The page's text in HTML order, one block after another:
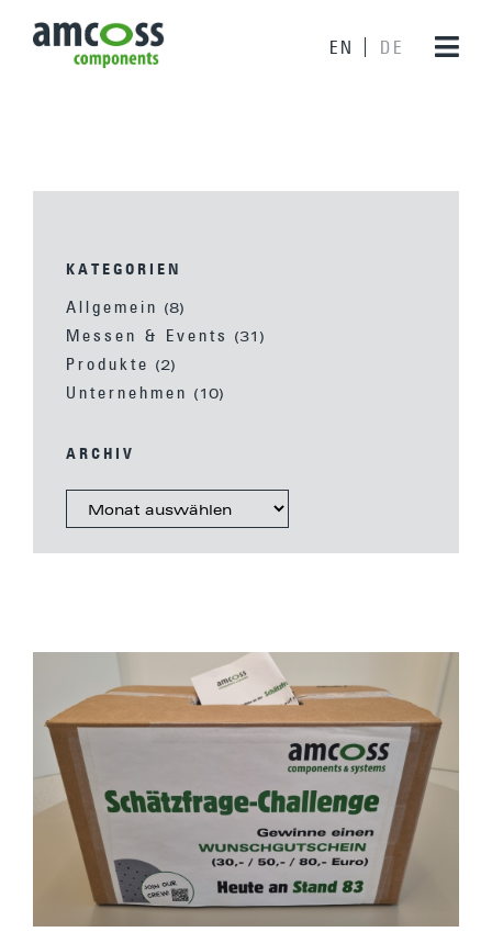
KATEGORIEN
Allgemein (8)
Messen & Events (31)
Produkte (2)
Unternehmen (10)
ARCHIV
EN DE